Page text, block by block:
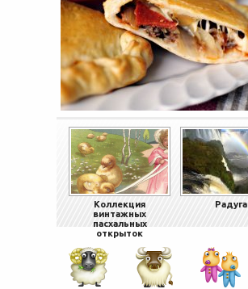
Коллекция
винтажных
пасхальных
открыток
Радуга